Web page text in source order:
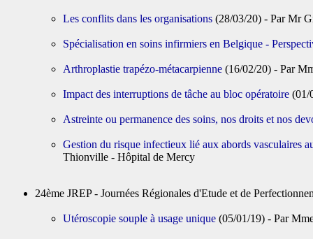
Les conflits dans les organisations (28/03/20) - Par Mr
Spécialisation en soins infirmiers en Belgique -
Arthroplastie trapézo-métacarpienne (16/02/20) - Par
Impact des interruptions de tâche au bloc opératoire (01/
Astreinte ou permanence des soins, nos droits et nos
Gestion du risque infectieux lié aux abords vasculaires
Thionville - Hôpital de Mercy
24ème JREP - Journées Régionales d'Etude et de
Utéroscopie souple à usage unique (05/01/19) - Par